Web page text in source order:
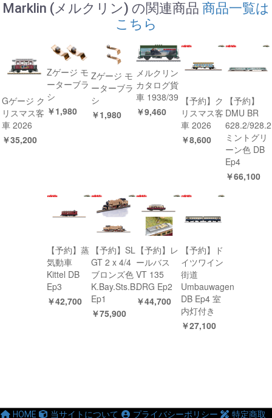
Marklin (メルクリン) の関連商品 商品一覧は
こちら
Gゲージ ク
リスマス客
車 2026
￥35,200
Zゲージ モ
ーターブラ
シ
￥1,980
Zゲージ モ
ーターブラ
シ
￥1,980
メルクリン
カタログ貨
車 1938/39
￥9,460
【予約】ク
リスマス客
車 2026
￥8,600
【予約】
DMU BR
628.2/928.2
ミントグリ
ーン色 DB
Ep4
￥66,100
【予約】蒸
気動車
Kittel DB
Ep3
￥42,700
【予約】SL
GT 2 x 4/4
ブロンズ色
K.Bay.Sts.B.
Ep1
￥75,900
【予約】レ
ールバス
VT 135
DRG Ep2
￥44,700
【予約】ド
イツワイン
街道
Umbauwagen
DB Ep4 室
内灯付き
￥27,100
HOME 当サイトについて プライバシーポリシー 特定商取